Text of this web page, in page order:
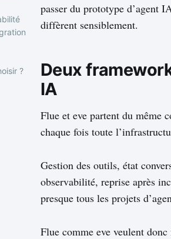
?
passer du prototype d’agent
diffèrent sensiblement.
Deux
IA
Flue et eve partent du même
chaque fois toute
Gestion des outils, état
observabilité, reprise après
presque tous les projets
Flue comme eve veulent